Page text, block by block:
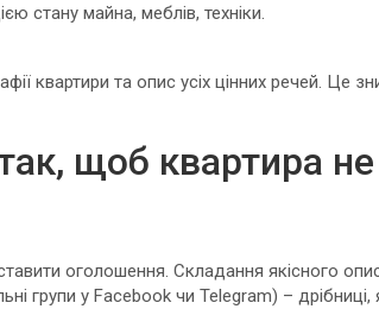
стану майна, меблів, техніки.
квартири та опис усіх цінних речей. Це
щоб квартира не
оголошення. Складання якісного
групи у Facebook чи Telegram) –